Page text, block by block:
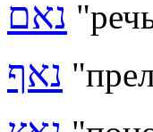
נאם
נאף